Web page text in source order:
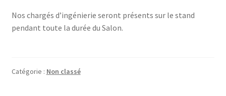
Financements
Mon compte
Nos chargés d’ingénierie seront présents sur le stand
pendant toute la durée du Salon.
Catégorie : Non classé